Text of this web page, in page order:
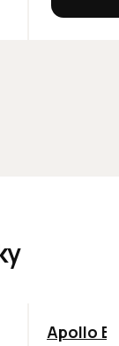
TOP
Apollo